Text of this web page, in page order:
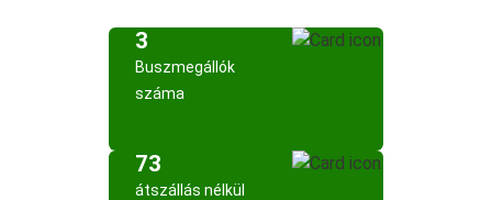
3
Buszmegállók
száma
73
átszállás nélkül